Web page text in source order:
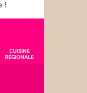
!
CUISINE
RÉGIONALE